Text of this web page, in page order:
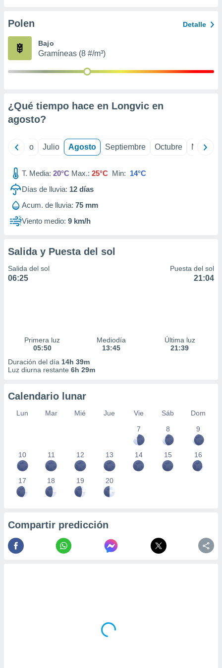
e
mediante
publicidad
publicidad
de
Polen Detalle
Bajo
Gramíneas (8 #/m³)
¿Qué tiempo hace en Longvic en
agosto?
Junio Julio Agosto Septiembre Octubre
T. Media: 20°C Max.: 25°C Min: 14°C
Días de lluvia: 12 días
Acum. de lluvia: 75 mm
Viento medio: 9 km/h
Salida y Puesta del sol
Salida del sol
06:25
Puesta del sol
21:04
Primera luz
05:50
Mediodía
13:45
Última luz
21:39
Duración del día 14h 39m
Luz diurna restante 6h 29m
Calendario lunar
Lun Mar Mié Jue Vie Sáb
Dom
7
8 9
10 11 12 13 14 15 16
17 18 19 20
Compartir predicción